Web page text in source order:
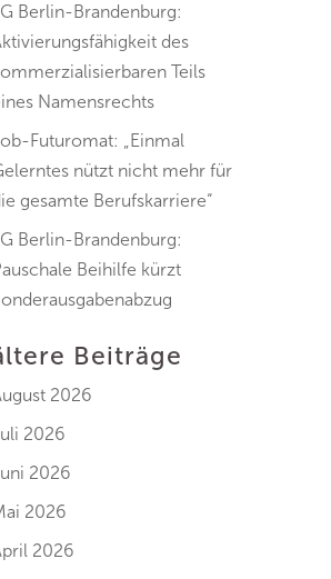
Berlin-Brandenburg:
des
Teils
Namensrechts
Futuromat: „Einmal
nützt nicht mehr für
gesamte Berufskarriere“
Berlin-Brandenburg:
Beihilfe kürzt
Beiträge
2026
2026
2026
2026
2026